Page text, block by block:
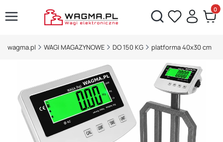
Otwórz wyszukiwarkę
wagma.pl WAGI MAGAZYNOWE DO 150 KG platforma 40x30 cm